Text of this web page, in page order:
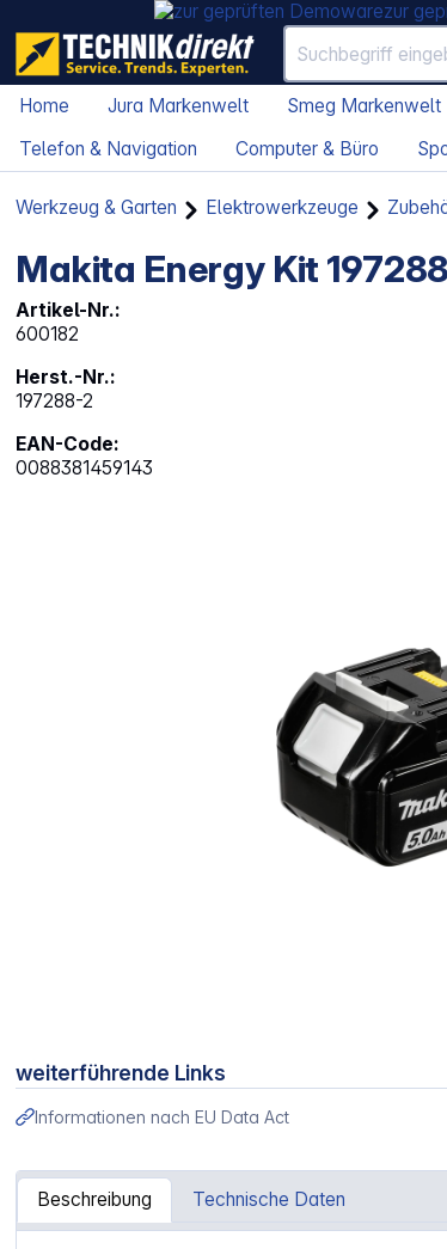
zur
Home Jura Markenwelt Smeg Markenwelt
Telefon & Navigation
Computer & Büro
Werkzeug & Garten Elektrowerkzeuge
Makita Energy Kit
Artikel-Nr.:
600182
Herst.-Nr.:
197288-2
EAN-Code:
0088381459143
weiterführende Links
Informationen nach EU Data Act
Beschreibung Technische Daten